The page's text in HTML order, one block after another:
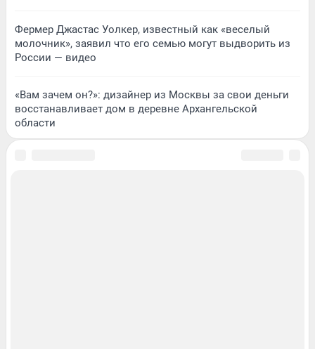
Фермер Джастас Уолкер, известный как «веселый
молочник», заявил что его семью могут выдворить из
России — видео
«Вам зачем он?»: дизайнер из Москвы за свои деньги
восстанавливает дом в деревне Архангельской
области